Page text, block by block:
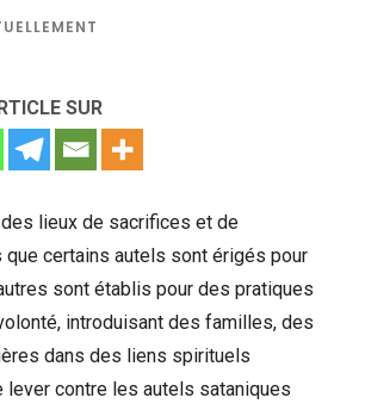
SUR
lieux de sacrifices et de
certains autels sont érigés pour
sont établis pour des pratiques
introduisant des familles, des
dans des liens spirituels
lever contre les autels sataniques